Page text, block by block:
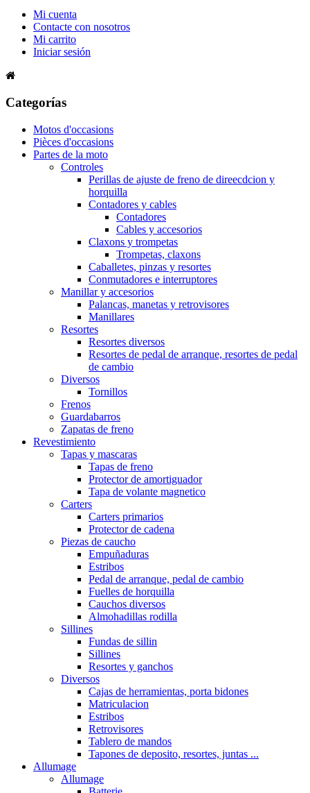
Mi cuenta
Contacte con nosotros
Mi carrito
Iniciar sesión
Categorías
Motos d'occasions
Pièces d'occasions
Partes de la moto
Controles
Perillas de ajuste de freno de direecdcion y
horquilla
Contadores y cables
Contadores
Cables y accesorios
Claxons y trompetas
Trompetas, claxons
Caballetes, pinzas y resortes
Conmutadores e interruptores
Manillar y accesorios
Palancas, manetas y retrovisores
Manillares
Resortes
Resortes diversos
Resortes de pedal de arranque, resortes de pedal
de cambio
Diversos
Tornillos
Frenos
Guardabarros
Zapatas de freno
Revestimiento
Tapas y mascaras
Tapas de freno
Protector de amortiguador
Tapa de volante magnetico
Carters
Carters primarios
Protector de cadena
Piezas de caucho
Empuñaduras
Estribos
Pedal de arranque, pedal de cambio
Fuelles de horquilla
Cauchos diversos
Almohadillas rodilla
Sillines
Fundas de sillin
Sillines
Resortes y ganchos
Diversos
Cajas de herramientas, porta bidones
Matriculacion
Estribos
Retrovisores
Tablero de mandos
Tapones de deposito, resortes, juntas ...
Allumage
Allumage